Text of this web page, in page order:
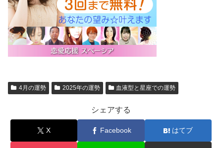
4月の運勢 2025年の運勢 血液型と星座での運勢
シェアする
X Facebook はてブ